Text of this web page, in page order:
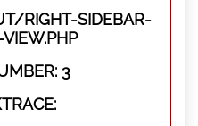
RIGHT-SIDEBAR-
3